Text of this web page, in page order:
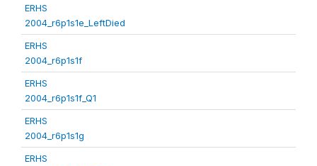
ERHS
2004_r6p1s1e_LeftDied
ERHS
2004_r6p1s1f
ERHS
2004_r6p1s1f_Q1
ERHS
2004_r6p1s1g
ERHS